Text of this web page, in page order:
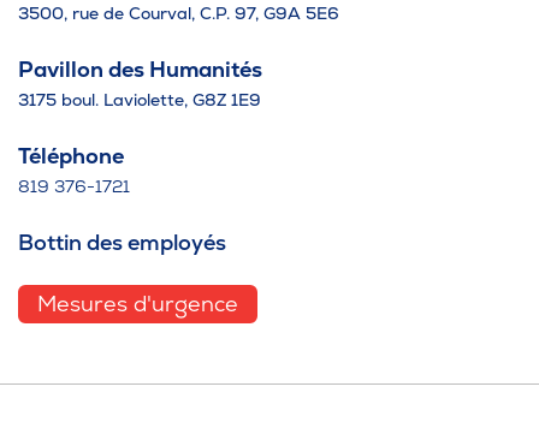
3500, rue de Courval, C.P. 97, G9A 5E6
Pavillon des Humanités
3175 boul. Laviolette, G8Z 1E9
Téléphone
819 376-1721
Bottin des employés
Mesures d'urgence